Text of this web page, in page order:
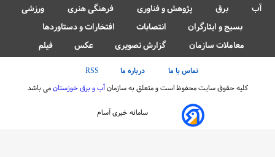
آب برق پژوهش و فناوری فرهنگی هنری
ورزشی
بسیج و ایثارگران
انتصابات
افتخارات و دستاوردها
معاملات سازمان
گزارش تصویری عکس فیلم
تماس با ما درباره ما
RSS
کلیه حقوق سایت محفوظ است و متعلق به سازمانآب و برق خوزستانمی باشد
سامانه خبری آسام